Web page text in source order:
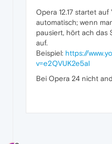
Opera 12.17 startet
automatisch; wenn
pausiert, hört ach das
auf.
Beispiel: https://
v=e2QVUK2e5aI
Bei Opera 24 nicht